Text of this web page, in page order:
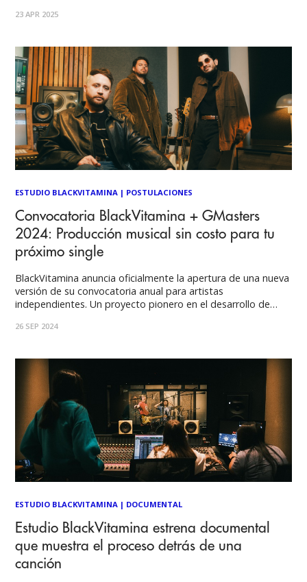
pretende ser un puente para artistas, bandas y DJ's del
23 APR 2025
ESTUDIO BLACKVITAMINA | POSTULACIONES
Convocatoria BlackVitamina + GMasters
2024: Producción musical sin costo para tu
próximo single
BlackVitamina anuncia oficialmente la apertura de una nueva
versión de su convocatoria anual para artistas
independientes. Un proyecto pionero en el desarrollo de
GMasters, estudio del destacado ingeniero y productor
oportunidad de producir,
26 SEP 2024
ESTUDIO BLACKVITAMINA | DOCUMENTAL
Estudio BlackVitamina estrena documental
que muestra el proceso detrás de una
canción